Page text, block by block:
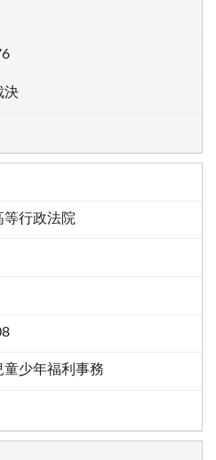
決
等行政法院
童少年福利事務